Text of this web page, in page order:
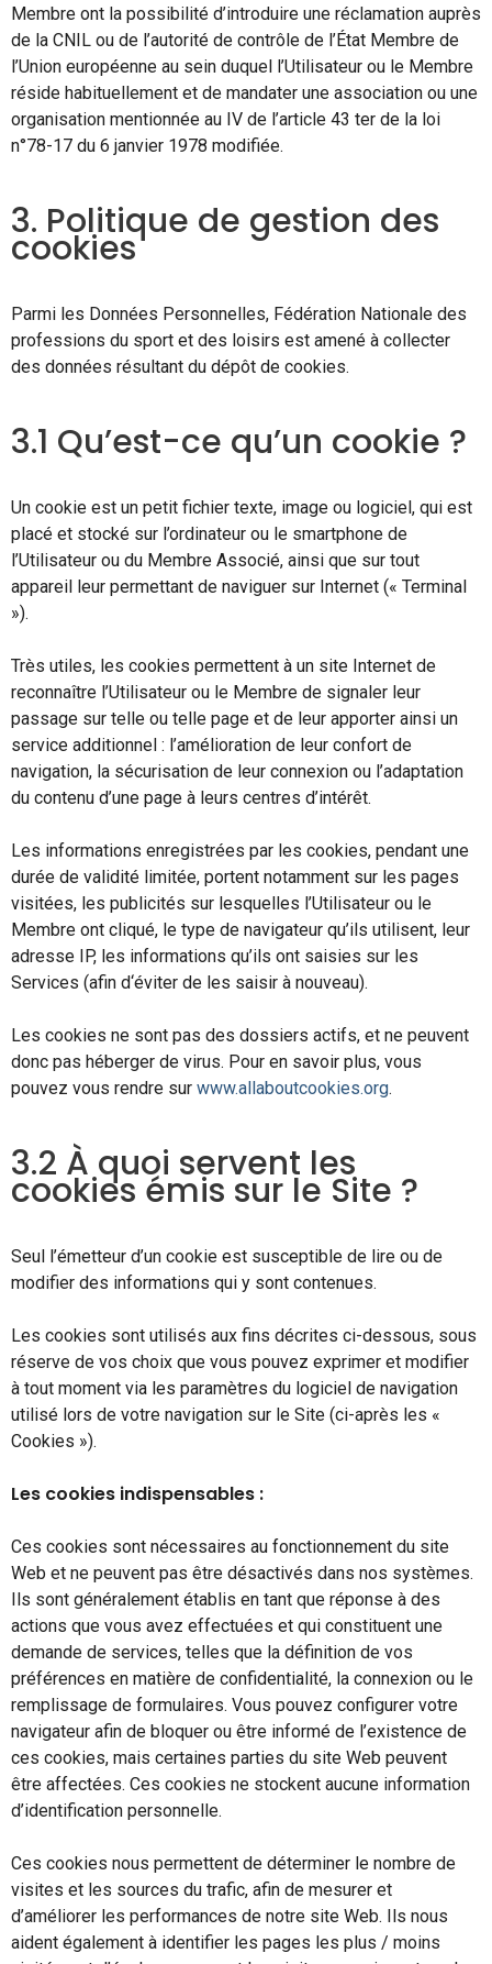
Membre ont la possibilité d’introduire une réclamation auprès
de la CNIL ou de l’autorité de contrôle de l’État Membre de
l’Union européenne au sein duquel l’Utilisateur ou le Membre
réside habituellement et de mandater une association ou une
organisation mentionnée au IV de l’article 43 ter de la loi
n°78-17 du 6 janvier 1978 modifiée.
3. Politique de gestion des
cookies
Parmi les Données Personnelles, Fédération Nationale des
professions du sport et des loisirs est amené à collecter
des données résultant du dépôt de cookies.
3.1 Qu’est-ce qu’un cookie ?
Un cookie est un petit fichier texte, image ou logiciel, qui est
placé et stocké sur l’ordinateur ou le smartphone de
l’Utilisateur ou du Membre Associé, ainsi que sur tout
appareil leur permettant de naviguer sur Internet (« Terminal
»).
Très utiles, les cookies permettent à un site Internet de
reconnaître l’Utilisateur ou le Membre de signaler leur
passage sur telle ou telle page et de leur apporter ainsi un
service additionnel : l’amélioration de leur confort de
navigation, la sécurisation de leur connexion ou l’adaptation
du contenu d’une page à leurs centres d’intérêt.
Les informations enregistrées par les cookies, pendant une
durée de validité limitée, portent notamment sur les pages
visitées, les publicités sur lesquelles l’Utilisateur ou le
Membre ont cliqué, le type de navigateur qu’ils utilisent, leur
adresse IP, les informations qu’ils ont saisies sur les
Services (afin d‘éviter de les saisir à nouveau).
Les cookies ne sont pas des dossiers actifs, et ne peuvent
donc pas héberger de virus. Pour en savoir plus, vous
pouvez vous rendre sur www.allaboutcookies.org.
3.2 À quoi servent les
cookies émis sur le Site ?
Seul l’émetteur d’un cookie est susceptible de lire ou de
modifier des informations qui y sont contenues.
Les cookies sont utilisés aux fins décrites ci-dessous, sous
réserve de vos choix que vous pouvez exprimer et modifier
à tout moment via les paramètres du logiciel de navigation
utilisé lors de votre navigation sur le Site (ci-après les «
Cookies »).
Les cookies indispensables :
Ces cookies sont nécessaires au fonctionnement du site
Web et ne peuvent pas être désactivés dans nos systèmes.
Ils sont généralement établis en tant que réponse à des
actions que vous avez effectuées et qui constituent une
demande de services, telles que la définition de vos
préférences en matière de confidentialité, la connexion ou le
remplissage de formulaires. Vous pouvez configurer votre
navigateur afin de bloquer ou être informé de l’existence de
ces cookies, mais certaines parties du site Web peuvent
être affectées. Ces cookies ne stockent aucune information
d’identification personnelle.
Ces cookies nous permettent de déterminer le nombre de
visites et les sources du trafic, afin de mesurer et
d’améliorer les performances de notre site Web. Ils nous
aident également à identifier les pages les plus / moins